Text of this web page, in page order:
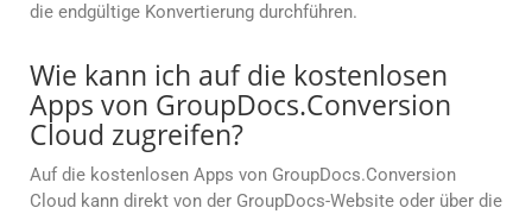
die endgültige Konvertierung durchführen.
Wie kann ich auf die kostenlosen
Apps von GroupDocs.Conversion
Cloud zugreifen?
Auf die kostenlosen Apps von GroupDocs.Conversion
Cloud kann direkt von der GroupDocs-Website oder über die